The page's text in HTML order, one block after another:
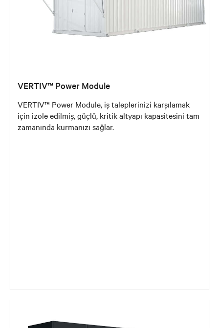
VERTIV™ Power Module
VERTIV™ Power Module, iş taleplerinizi karşılamak
için izole edilmiş, güçlü, kritik altyapı kapasitesini tam
zamanında kurmanızı sağlar.